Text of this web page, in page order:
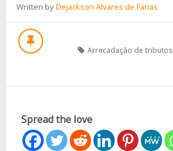
Written byDejackson Alvares de Farias
Arrecadação de tributos
Spread the love